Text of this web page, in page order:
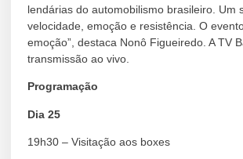
lendárias do automobilismo brasileiro. Um
velocidade, emoção e resistência. O
emoção”, destaca Nonô Figueiredo. A TV
transmissão ao vivo.
Programação
Dia 25
19h30 – Visitação aos boxes